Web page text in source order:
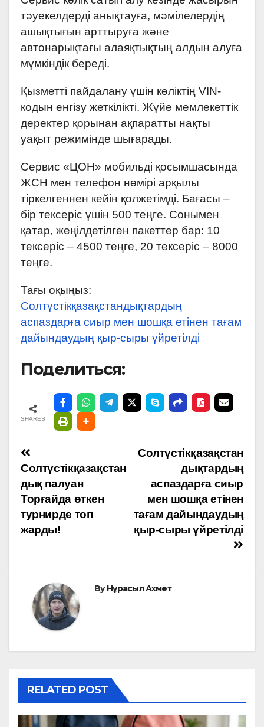
тәуекелдерді анықтауға, мәмілелердің
ашықтығын арттыруға және
автонарықтағы алаяқтықтың алдын алуға
мүмкіндік береді.
Қызметті пайдалану үшін көліктің VIN-
кодын енгізу жеткілікті. Жүйе мемлекеттік
деректер қорынан ақпаратты нақты
уақыт режимінде шығарады.
Сервис «ЦОН» мобильді қосымшасында
ЖСН мен телефон нөмірі арқылы
тіркелгеннен кейін қолжетімді. Бағасы –
бір тексеріс үшін 500 теңге. Сонымен
қатар, жеңілдетілген пакеттер бар: 10
тексеріс – 4500 теңге, 20 тексеріс – 8000
теңге.
Тағы оқыңыз:
Солтүстікқазақстандықтардың
аспаздарға сиыр мен шошқа етінен тағам
дайындаудың қыр-сыры үйретілді
Поделиться:
SHARES
Навигация
по
записям
Солтүстікқазақстан
дықтардың
аспаздарға сиыр
мен шошқа етінен
тағам дайындаудың
қыр-сыры үйретілді
Солтүстікқазақстан
дық палуан
Торғайда өткен
турнирде топ
жарды!
ByНұрасыл Ахмет
RELATED POST